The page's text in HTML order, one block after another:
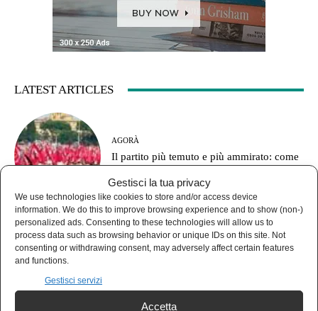
Gestisci la tua privacy
We use technologies like cookies to store and/or access device
information. We do this to improve browsing experience and to show (non-)
personalized ads. Consenting to these technologies will allow us to
process data such as browsing behavior or unique IDs on this site. Not
consenting or withdrawing consent, may adversely affect certain features
and functions.
Gestisci servizi
Accetta
LATEST ARTICLES
AGORÀ
Il partito più temuto e più ammirato: come
funzionava il Pci?